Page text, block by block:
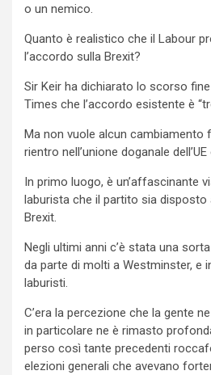
o un nemico.
Quanto è realistico che il Labour
l’accordo sulla Brexit?
Sir Keir ha dichiarato lo scorso
Times che l’accordo esistente è
Ma non vuole alcun cambiamento
rientro nell’unione doganale
In primo luogo, è un’affascinante
laburista che il partito sia disposto
Brexit.
Negli ultimi anni c’è stata una
da parte di molti a Westminster, e
laburisti.
C’era la percezione che la gente
in particolare ne è rimasto
perso così tante precedenti
elezioni generali che avevano